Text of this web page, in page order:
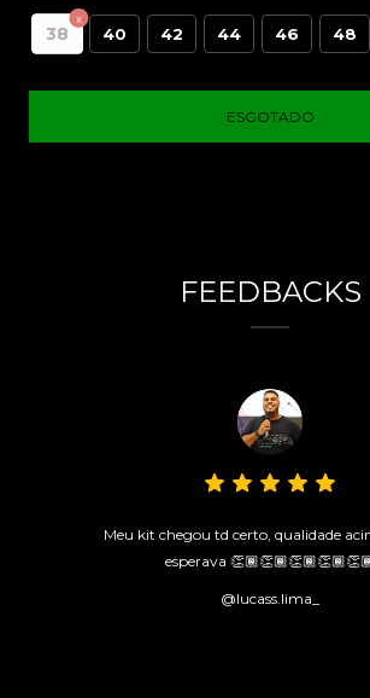
38 40 42 44 46 48
FEEDBACKS
Meu kit chegou td certo, qualidade
esperava
@lucass.lima_